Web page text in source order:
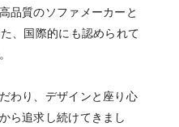
品質のソファメーカーと
、国際的にも認められて
わり、 デザインと座り心
ら追求し続けてきまし